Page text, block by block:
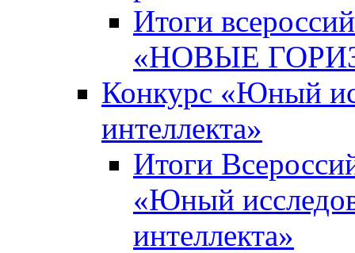
Итоги
«НОВЫЕ
Конкурс «Юный
интеллекта»
Итоги
«Юный
интеллекта»